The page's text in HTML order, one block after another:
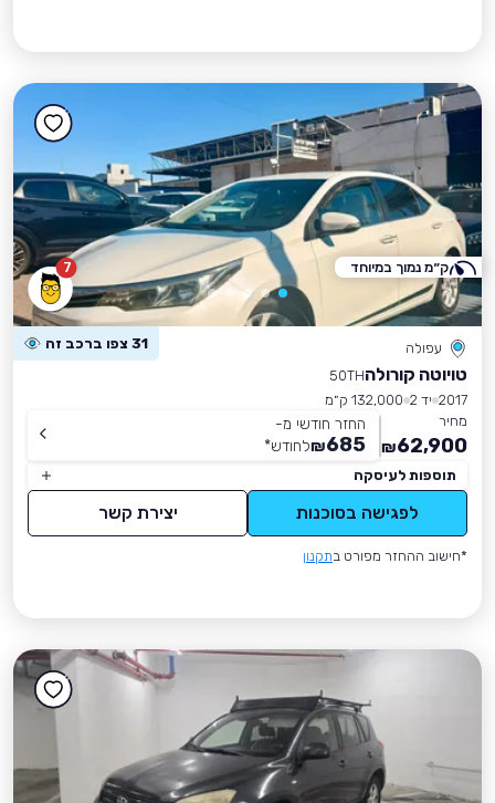
7
עפולה 31 צפו ברכב זה
טויוטה קורולה50TH
2017 יד 2
132,000 ק״מ
מחיר
62,900
₪
החזר חודשי מ-
685
₪לחודש*
תוספות לעיסקה
לפגישה בסוכנות יצירת קשר
*חישוב ההחזר מפורט בתקנון
ק״מ נמוך במיוחד